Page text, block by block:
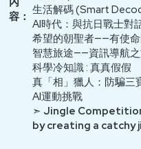
容： 生活解碼 (Smart
AI時代：與抗日戰士對
希望的朝聖者——有使
智慧旅途——資訊導航
科學冷知識 : 真真假假
真「相」獵人：防騙三
AI運動挑戰
➣ Jingle
by creating a catchy